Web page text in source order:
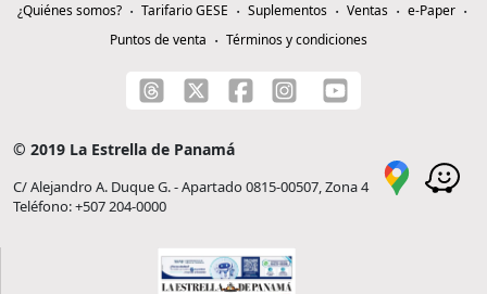
¿Quiénes somos? Tarifario GESE Suplementos Ventas
e-Paper
Puntos de venta
Términos y condiciones
© 2019 La Estrella de Panamá
C/ Alejandro A. Duque G. - Apartado 0815-00507, Zona 4
Teléfono: +507 204-0000